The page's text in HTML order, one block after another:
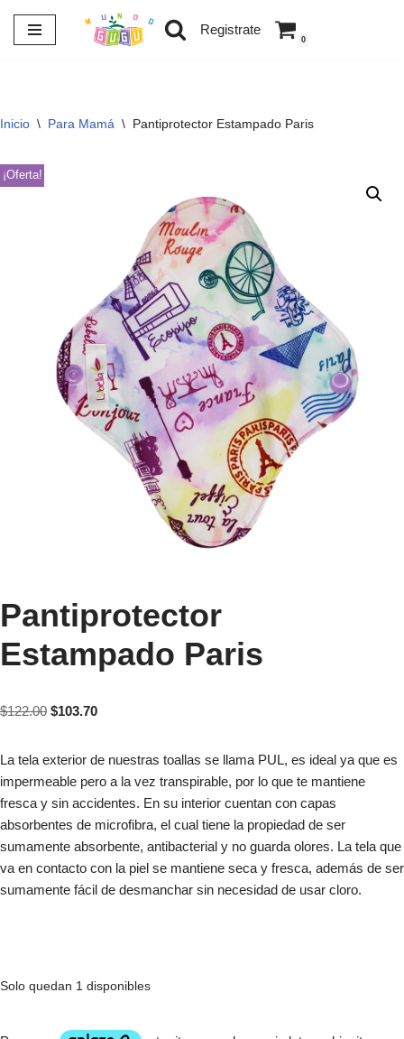
Saltar
Registrate
0
Inicio \ Para Mamá \ Pantiprotector Estampado Paris
¡Oferta!
Pantiprotector
Estampado Paris
$122.00 $103.70
La tela exterior de nuestras toallas se llama PUL, es ideal ya que es
impermeable pero a la vez transpirable, por lo que te mantiene
fresca y sin accidentes. En su interior cuentan con capas
absorbentes de microfibra, el cual tiene la propiedad de ser
sumamente absorbente, antibacterial y no guarda olores. La tela que
va en contacto con la piel se mantiene seca y fresca, además de ser
sumamente fácil de desmanchar sin necesidad de usar cloro.
Solo quedan 1 disponibles